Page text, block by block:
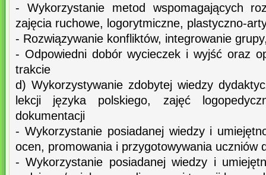
- Wykorzystanie metod wspomagających
zajęcia ruchowe, logorytmiczne, plastyczno-
- Rozwiązywanie konfliktów, integrowanie
- Odpowiedni dobór wycieczek i wyjść oraz
trakcie
d) Wykorzystywanie zdobytej wiedzy
lekcji języka polskiego, zajęć
dokumentacji
- Wykorzystanie posiadanej wiedzy i
ocen, promowania i przygotowywania uczniów
- Wykorzystanie posiadanej wiedzy i